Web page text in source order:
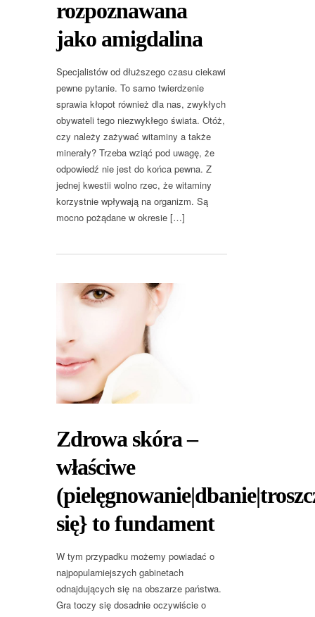
rozpoznawana
jako amigdalina
Specjalistów od dłuższego czasu ciekawi
pewne pytanie. To samo twierdzenie
sprawia kłopot również dla nas, zwykłych
obywateli tego niezwykłego świata. Otóż,
czy należy zażywać witaminy a także
minerały? Trzeba wziąć pod uwagę, że
odpowiedź nie jest do końca pewna. Z
jednej kwestii wolno rzec, że witaminy
korzystnie wpływają na organizm. Są
mocno pożądane w okresie […]
Zdrowa skóra –
właściwe
się} to fundament
W tym przypadku możemy powiadać o
najpopularniejszych gabinetach
odnajdujących się na obszarze państwa.
Gra toczy się dosadnie oczywiście o